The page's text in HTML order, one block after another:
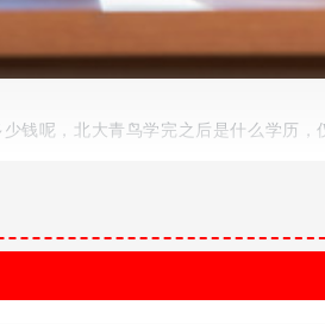
钱呢，北大青鸟学完之后是什么学历，
质雄厚的教育资源和背景，秉承“教育
城市，全国合作院校超过600所，同